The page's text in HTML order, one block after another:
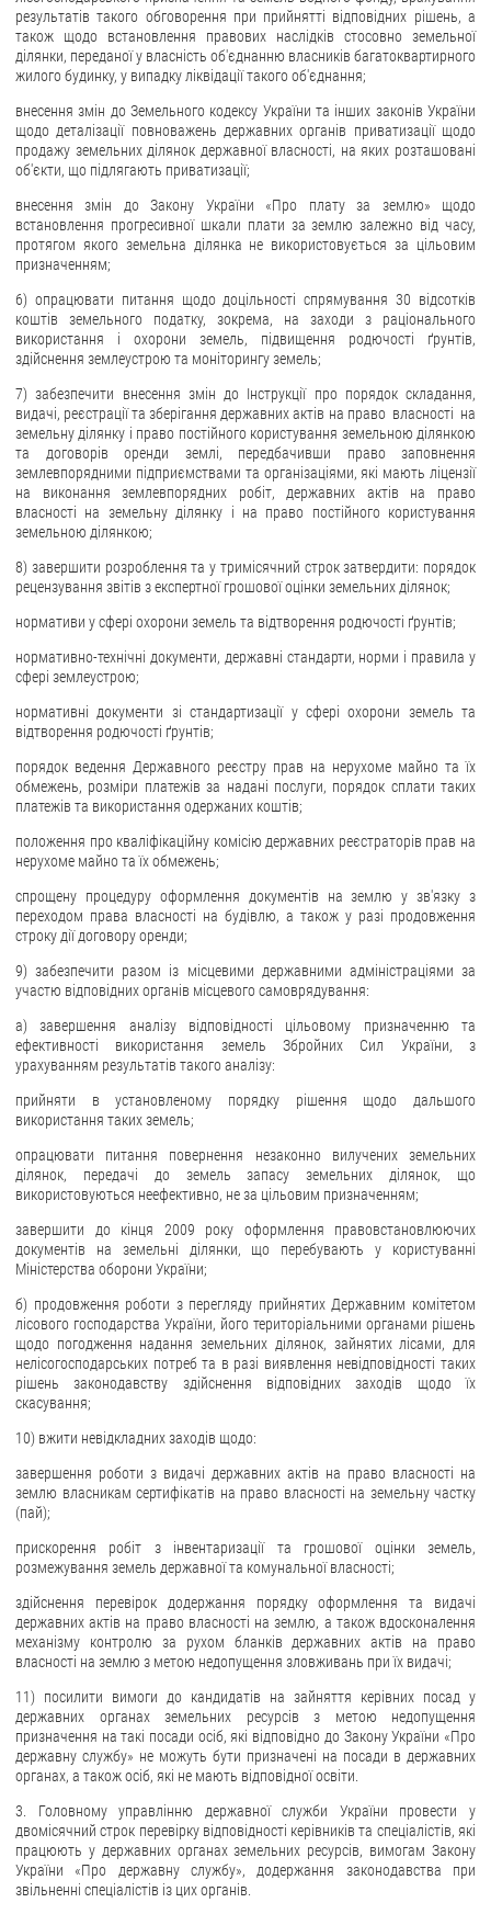
результатів такого обговорення при прийнятті відповідних рішень, а
також щодо встановлення правових наслідків стосовно земельної
ділянки, переданої у власність об'єднанню власників багатоквартирного
жилого будинку, у випадку ліквідації такого об'єднання;
внесення змін до Земельного кодексу України та інших законів України
щодо деталізації повноважень державних органів приватизації щодо
продажу земельних ділянок державної власності, на яких розташовані
об'єкти, що підлягають приватизації;
внесення змін до Закону України «Про плату за землю» щодо
встановлення прогресивної шкали плати за землю залежно від часу,
протягом якого земельна ділянка не використовується за цільовим
призначенням;
6) опрацювати питання щодо доцільності спрямування 30 відсотків
коштів земельного податку, зокрема, на заходи з раціонального
використання і охорони земель, підвищення родючості ґрунтів,
здійснення землеустрою та моніторингу земель;
7) забезпечити внесення змін до Інструкції про порядок складання,
видачі, реєстрації та зберігання державних актів на право власності на
земельну ділянку і право постійного користування земельною ділянкою
та договорів оренди землі, передбачивши право заповнення
землевпорядними підприємствами та організаціями, які мають ліцензії
на виконання землевпорядних робіт, державних актів на право
власності на земельну ділянку і на право постійного користування
земельною ділянкою;
8) завершити розроблення та у тримісячний строк затвердити: порядок
рецензування звітів з експертної грошової оцінки земельних ділянок;
нормативи у сфері охорони земель та відтворення родючості ґрунтів;
нормативно-технічні документи, державні стандарти, норми і правила у
сфері землеустрою;
нормативні документи зі стандартизації у сфері охорони земель та
відтворення родючості ґрунтів;
порядок ведення Державного реєстру прав на нерухоме майно та їх
обмежень, розміри платежів за надані послуги, порядок сплати таких
платежів та використання одержаних коштів;
положення про кваліфікаційну комісію державних реєстраторів прав на
нерухоме майно та їх обмежень;
спрощену процедуру оформлення документів на землю у зв'язку з
переходом права власності на будівлю, а також у разі продовження
строку дії договору оренди;
9) забезпечити разом із місцевими державними адміністраціями за
участю відповідних органів місцевого самоврядування:
а) завершення аналізу відповідності цільовому призначенню та
ефективності використання земель Збройних Сил України, з
урахуванням результатів такого аналізу:
прийняти в установленому порядку рішення щодо дальшого
використання таких земель;
опрацювати питання повернення незаконно вилучених земельних
ділянок, передачі до земель запасу земельних ділянок, що
використовуються неефективно, не за цільовим призначенням;
завершити до кінця 2009 року оформлення правовстановлюючих
документів на земельні ділянки, що перебувають у користуванні
Міністерства оборони України;
б) продовження роботи з перегляду прийнятих Державним комітетом
лісового господарства України, його територіальними органами рішень
щодо погодження надання земельних ділянок, зайнятих лісами, для
нелісогосподарських потреб та в разі виявлення невідповідності таких
рішень законодавству здійснення відповідних заходів щодо їх
скасування;
10) вжити невідкладних заходів щодо:
завершення роботи з видачі державних актів на право власності на
землю власникам сертифікатів на право власності на земельну частку
(пай);
прискорення робіт з інвентаризації та грошової оцінки земель,
розмежування земель державної та комунальної власності;
здійснення перевірок додержання порядку оформлення та видачі
державних актів на право власності на землю, а також вдосконалення
механізму контролю за рухом бланків державних актів на право
власності на землю з метою недопущення зловживань при їх видачі;
11) посилити вимоги до кандидатів на зайняття керівних посад у
державних органах земельних ресурсів з метою недопущення
призначення на такі посади осіб, які відповідно до Закону України «Про
державну службу» не можуть бути призначені на посади в державних
органах, а також осіб, які не мають відповідної освіти.
3. Головному управлінню державної служби України провести у
двомісячний строк перевірку відповідності керівників та спеціалістів, які
працюють у державних органах земельних ресурсів, вимогам Закону
України «Про державну службу», додержання законодавства при
звільненні спеціалістів із цих органів.